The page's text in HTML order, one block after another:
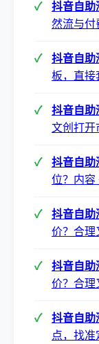
抖音自助
然流与付
抖音自助
板，直接
抖音自助
文创打开
抖音自助
位？内容
抖音自助
价？合理
抖音自助
价？合理
抖音自助
点，找准